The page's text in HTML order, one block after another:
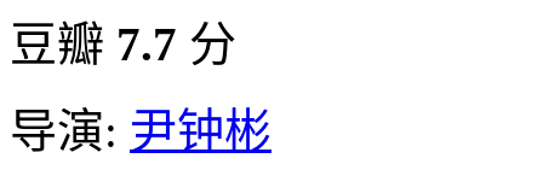
豆瓣 7.7 分
导演: 尹钟彬